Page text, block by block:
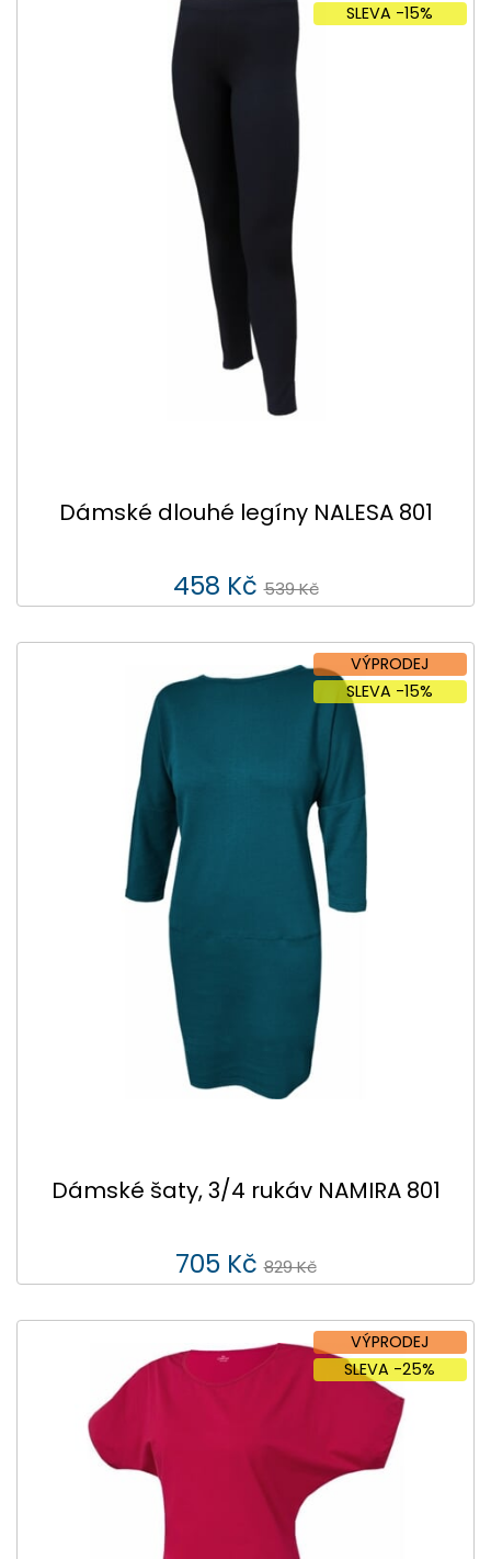
SLEVA -15%
Dámské dlouhé legíny NALESA 801
458 Kč 539 Kč
VÝPRODEJ
SLEVA -15%
Dámské šaty, 3/4 rukáv NAMIRA 801
705 Kč 829 Kč
VÝPRODEJ
SLEVA -25%